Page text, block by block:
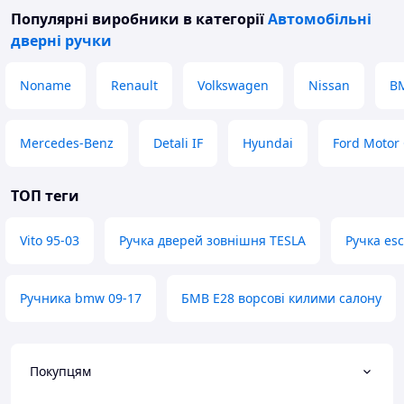
Популярні виробники в категоріїАвтомобільні
дверні ручки
Noname Renault Volkswagen Nissan
Mercedes-Benz Detali IF Hyundai Ford Motor
ТОП теги
Vito 95-03 Ручка дверей зовнішня TESLA Ручка
Ручника bmw 09-17 БМВ Е28 ворсові килими салону
Покупцям